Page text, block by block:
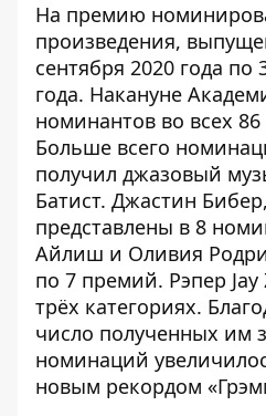
На премию
произведения,
сентября 2020 года по
года. Накануне
номинантов во всех 86
Больше всего
получил джазовый
Батист. Джастин
представлены в 8
Айлиш и Оливия
по 7 премий. Рэпер Jay
трёх категориях.
число полученных им
номинаций
новым рекордом